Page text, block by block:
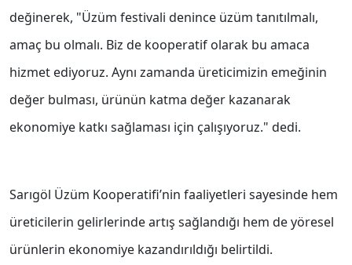
değinerek, "Üzüm festivali denince üzüm tanıtılmalı,
amaç bu olmalı. Biz de kooperatif olarak bu amaca
hizmet ediyoruz. Aynı zamanda üreticimizin emeğinin
değer bulması, ürünün katma değer kazanarak
ekonomiye katkı sağlaması için çalışıyoruz." dedi.
Sarıgöl Üzüm Kooperatifi’nin faaliyetleri sayesinde hem
üreticilerin gelirlerinde artış sağlandığı hem de yöresel
ürünlerin ekonomiye kazandırıldığı belirtildi.